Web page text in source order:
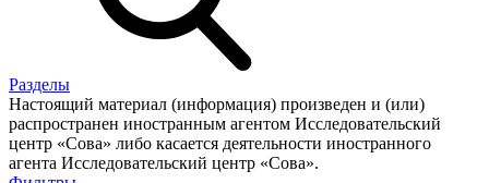
Разделы
Настоящий материал (информация) произведен и (или)
распространен иностранным агентом Исследовательский
центр «Сова» либо касается деятельности иностранного
агента Исследовательский центр «Сова».